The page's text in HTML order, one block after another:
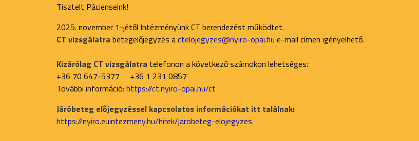
Tisztelt Pácienseink!
2025. november 1-jétől Intézményünk CT berendezést működtet.
CT vizsgálatra betegelőjegyzés actelojegyzes@nyiro-opai.hu e-mail címen igényelhető.
Kizárólag CT vizsgálatra telefonon a következő számokon lehetséges:
+36 70 647-5377 +36 1 231 0857
További információ: https://ct.nyiro-opai.hu/ct
Járóbeteg előjegyzéssel kapcsolatos információkat itt találnak:
https://nyiro.euintezmeny.hu/hirek/jarobeteg-elojegyzes